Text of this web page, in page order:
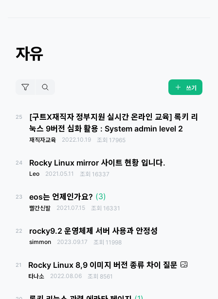
자유
쓰기
25
[구트X재직자 정부지원 실시간 온라인 교육] 록키 리
눅스 9버전 심화 활용 : System admin level 2
재직자교육 2022.10.19 조회 17965
24 Rocky Linux mirror 사이트 현황 입니다.
Leo 2021.05.11 조회 16337
23 eos는 언제인가요? (3)
빨간신발 2021.07.15 조회 16331
22 rocky9.2 운영체제 서버 사용과 안정성
simmon 2023.09.17 조회 11998
21 Rocky Linux 8,9 이미지 버전 종류 차이 질문
타나소 2022.08.06 조회 8561